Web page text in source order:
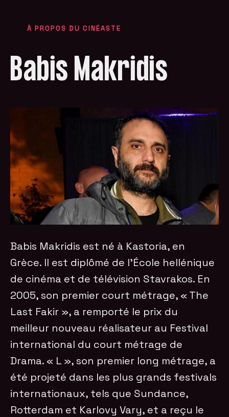
À PROPOS DU CINÉASTE
Babis Makridis
Babis Makridis est né à Kastoria, en
Grèce. Il est diplômé de l’École hellénique
de cinéma et de télévision Stavrakos. En
2005, son premier court métrage, « The
Last Fakir », a remporté le prix du
meilleur nouveau réalisateur au Festival
international du court métrage de
Drama. « L », son premier long métrage, a
été projeté dans les plus grands festivals
internationaux, tels que Sundance,
Rotterdam et Karlovy Vary, et a reçu le